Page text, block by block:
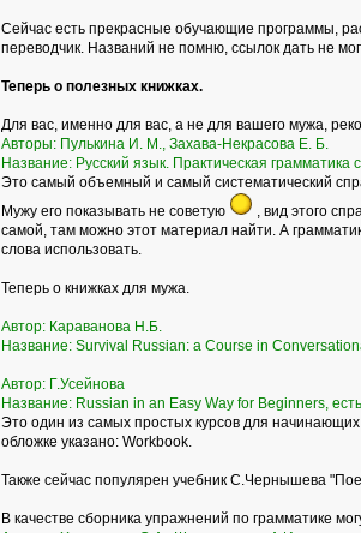
Сейчас есть прекрасные обучающие программы,
переводчик. Названий не помню, ссылок дать не
Теперь о полезных книжках.
Для вас, именно для вас, а не для вашего мужа,
Авторы: Пулькина И. М., Захава-Некрасова Е. Б.
Название: Русский язык. Практическая
Это самый объемный и самый систематический
Мужу его показывать не советую
, вид этого
самой, там можно этот материал найти. А
слова использовать.
Теперь о книжках для мужа.
Автор: Караванова Н.Б.
Название: Survival Russian: а Course in
Автор: Г.Усейнова
Название: Russian in an Easy Way for Beginners,
Это один из самых простых курсов для
обложке указано: Workbook.
Также сейчас популярен учебник С.Чернышева
В качестве сборника упражнений по грамматике